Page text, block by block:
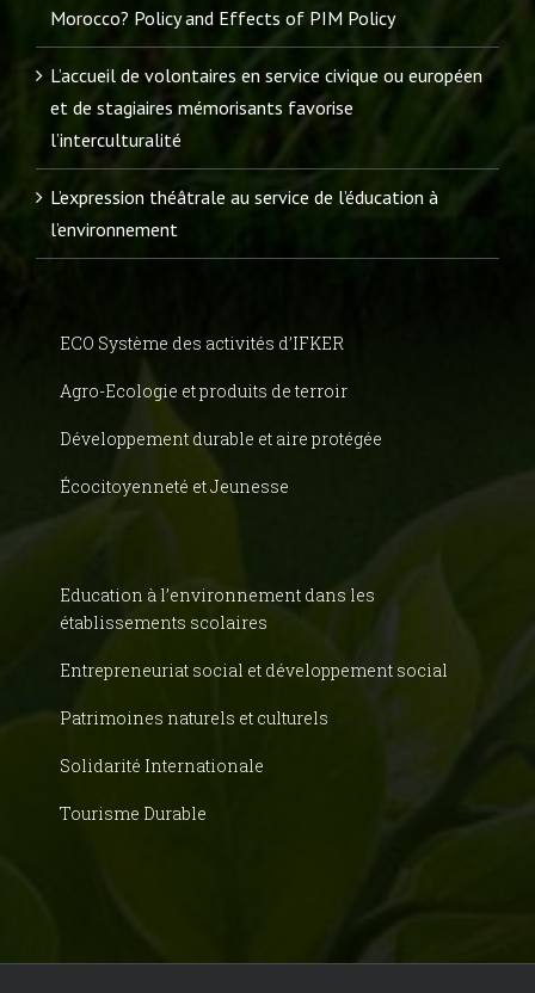
Morocco? Policy and Effects of PIM Policy
L’accueil de volontaires en service civique ou européen
et de stagiaires mémorisants favorise
l’interculturalité
L’expression théâtrale au service de l’éducation à
l’environnement
ECO Système des activités d’IFKER
Agro-Ecologie et produits de terroir
Développement durable et aire protégée
Écocitoyenneté et Jeunesse
Education à l’environnement dans les
établissements scolaires
Entrepreneuriat social et développement social
Patrimoines naturels et culturels
Solidarité Internationale
Tourisme Durable